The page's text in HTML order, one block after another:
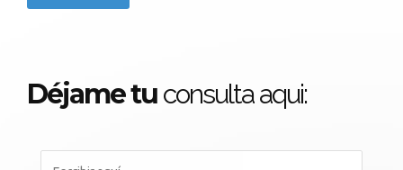
Déjame tu consulta aqui: